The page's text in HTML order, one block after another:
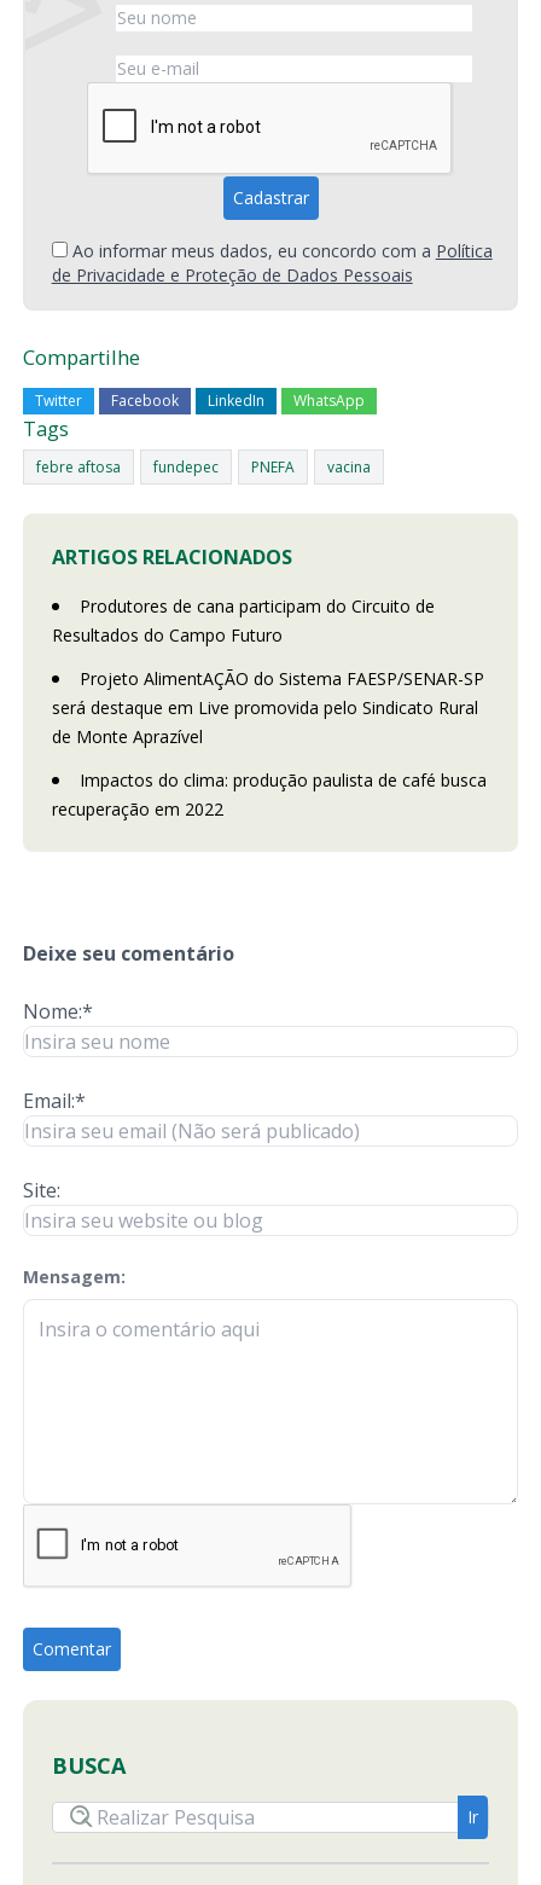
Ao informar meus dados, eu concordo com a Política
de Privacidade e Proteção de Dados Pessoais
Compartilhe
Twitter Facebook LinkedIn WhatsApp
Tags
febre aftosa fundepec PNEFA vacina
ARTIGOS RELACIONADOS
Produtores de cana participam do Circuito de
Resultados do Campo Futuro
Projeto AlimentAÇÃO do Sistema FAESP/SENAR-SP
será destaque em Live promovida pelo Sindicato Rural
de Monte Aprazível
Impactos do clima: produção paulista de café busca
recuperação em 2022
Deixe seu comentário
Nome:*
Email:*
Site:
Mensagem:
check-terms
BUSCA